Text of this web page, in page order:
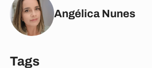
Angélica Nunes
Tags